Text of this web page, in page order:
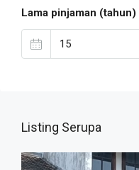
Lama pinjaman (tahun)
Listing Serupa